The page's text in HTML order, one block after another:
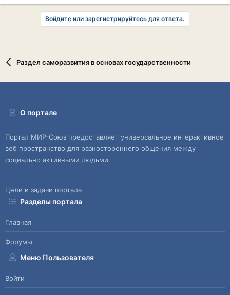
Войдите или зарегистрируйтесь для ответа.
Раздел саморазвития в основах государственности
О портале
Портал МИР-Союз предоставляет универсальное интерактивное
веб пространство для разностороннего общения между
социально активными людьми.
Цели и задачи портала
Разделы портала
Главная
Форумы
Меню Пользователя
Войти